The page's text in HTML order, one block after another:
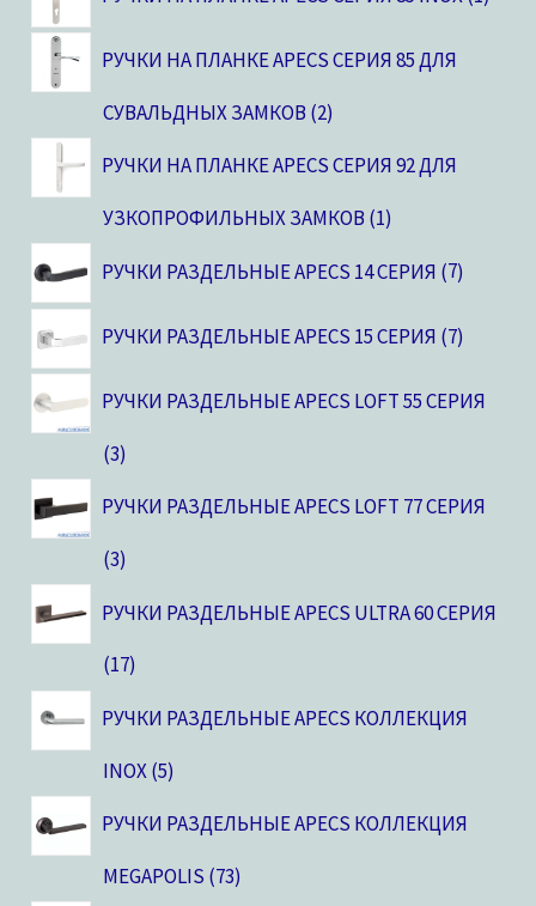
РУЧКИ НА ПЛАНКЕ APECS СЕРИЯ 85 ДЛЯ
СУВАЛЬДНЫХ ЗАМКОВ 2
РУЧКИ НА ПЛАНКЕ APECS СЕРИЯ 92 ДЛЯ
УЗКОПРОФИЛЬНЫХ ЗАМКОВ 1
РУЧКИ РАЗДЕЛЬНЫЕ APECS 14 СЕРИЯ 7
РУЧКИ РАЗДЕЛЬНЫЕ APECS 15 СЕРИЯ 7
РУЧКИ РАЗДЕЛЬНЫЕ APECS LOFT 55 СЕРИЯ
3
РУЧКИ РАЗДЕЛЬНЫЕ APECS LOFT 77 СЕРИЯ
3
РУЧКИ РАЗДЕЛЬНЫЕ APECS ULTRA 60 СЕРИЯ
17
РУЧКИ РАЗДЕЛЬНЫЕ APECS КОЛЛЕКЦИЯ
INOX 5
РУЧКИ РАЗДЕЛЬНЫЕ APECS КОЛЛЕКЦИЯ
MEGAPOLIS 73